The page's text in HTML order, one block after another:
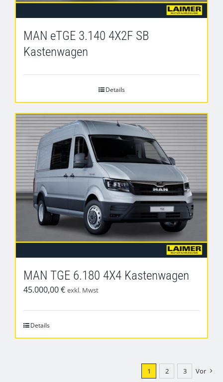
MAN eTGE 3.140 4X2F SB
Kastenwagen
Details
MAN TGE 6.180 4X4 Kastenwagen
45.000,00€ exkl. Mwst
Details
1 2 3 Vor